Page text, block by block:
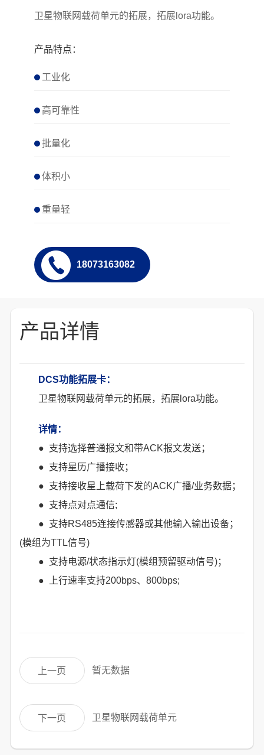
卫星物联网载荷单元的拓展，拓展lora功能。
产品特点：
工业化
高可靠性
批量化
体积小
重量轻
18073163082
产品详情
DCS功能拓展卡：
卫星物联网载荷单元的拓展，拓展lora功能。
详情：
● 支持选择普通报文和带ACK报文发送；
● 支持星历广播接收；
● 支持接收星上载荷下发的ACK广播/业务数据；
● 支持点对点通信;
● 支持RS485连接传感器或其他输入输出设备；
(模组为TTL信号)
● 支持电源/状态指示灯(模组预留驱动信号)；
● 上行速率支持200bps、800bps;
上一页 暂无数据
下一页 卫星物联网载荷单元